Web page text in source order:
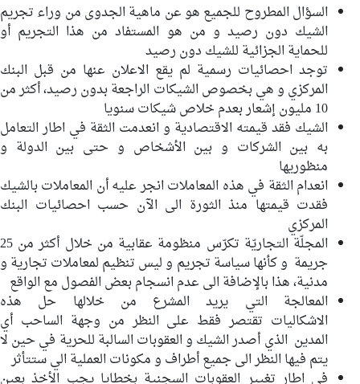
السؤال المطروح للجميع هو عن ماهية الجدوى من وراء تجريم
الشيك دون رصيد و من هو المستفاد من هذا التجريم أو
للحماية الجزائية للشيك دون رصيد
توجد احصائيات رسمية لم يقع الاعلان عنها من قبل البنك
المركزي و هي بخصوص الشيكات الراجعة بدون رصيد، أكثر من
10 مليون إشعار بعدم خلاص شيكات سنويا
الشيك فقد قيمته الاقتصادية و انعدمت الثقة في اطار التعامل
به بين الشركات و بين الأشخاص و حتى بين الدولة و
منظوريها
انعدام الثقة في هذه المعاملات انجر عليه أن المعاملات بالشيك
فقدت قيمتها منذ الثورة الى الآن حسب احصائيات البنك
المركزي
المجلّة التجاريّة تكرّس منظومة عقابية من خلال أكثر من 25
جريمة و كأنها سياسة تجريم و ليس تنظيم لمعاملات تجارية و
مدنية، هذا بالإضافة الى عدم انسجام بعض الفصول مع الواقع
المعالجة التي يريد المشرع من خلالها حل هذه
الاشكاليات تقتصر فقط على النظر من وجهة الساحب أي
المدين الذي أصدر الشيك و العقوبات السالبة للحرية في حين لا
يتم فيها النظر الى جميع أطراف و مكونات العملية الي ستتأثر
في اطار تغيير العقوبات السجنية بخطايا يجب الأخذ بعين